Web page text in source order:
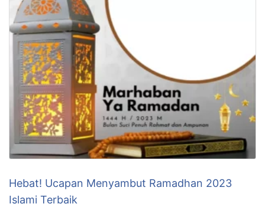
Hebat! Ucapan Menyambut Ramadhan 2023
Islami Terbaik